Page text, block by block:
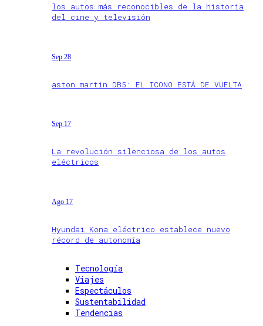
los autos más reconocibles de la historia
del cine y televisión
Sep 28
aston martin DB5: EL ICONO ESTÁ DE VUELTA
Sep 17
La revolución silenciosa de los autos
eléctricos
Ago 17
Hyundai Kona eléctrico establece nuevo
récord de autonomía
Tecnología
Viajes
Espectáculos
Sustentabilidad
Tendencias